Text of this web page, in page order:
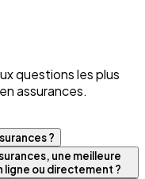
questions les plus
assurances.
?
une meilleure
ligne ou directement ?